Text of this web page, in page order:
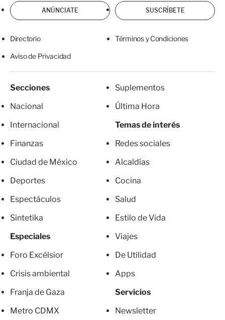
ANÚNCIATE SUSCRÍBETE
Directorio Términos y Condiciones
Aviso de Privacidad
Secciones
Nacional
Internacional
Finanzas
Ciudad de México
Deportes
Espectáculos
Sintetika
Especiales
Foro Excélsior
Crisis ambiental
Franja de Gaza
Metro CDMX
Suplementos
Última Hora
Temas de interés
Redes sociales
Alcaldías
Cocina
Salud
Estilo de Vida
Viajes
De Utilidad
Apps
Servicios
Newsletter